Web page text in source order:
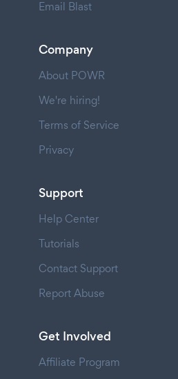
Email Blast
Company
About POWR
We're hiring!
Terms of Service
Privacy
Support
Help Center
Tutorials
Contact Support
Report Abuse
Get Involved
Affiliate Program